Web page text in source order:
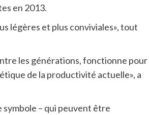
en 2013.
légères et plus conviviales», tout
les générations, fonctionne pour
de la productivité actuelle», a
symbole – qui peuvent être